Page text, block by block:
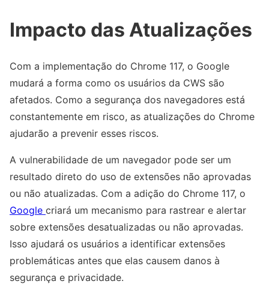
Impacto das Atualizações
Com a implementação do Chrome 117, o Google
mudará a forma como os usuários da CWS são
afetados. Como a segurança dos navegadores está
constantemente em risco, as atualizações do Chrome
ajudarão a prevenir esses riscos.
A vulnerabilidade de um navegador pode ser um
resultado direto do uso de extensões não aprovadas
ou não atualizadas. Com a adição do Chrome 117, o
Google criará um mecanismo para rastrear e alertar
sobre extensões desatualizadas ou não aprovadas.
Isso ajudará os usuários a identificar extensões
problemáticas antes que elas causem danos à
segurança e privacidade.